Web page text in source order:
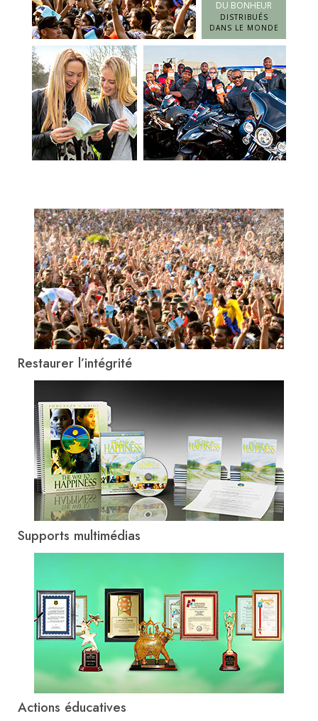
DU BONHEUR
DISTRIBUÉS
DANS LE MONDE
Restaurer l’intégrité
Supports multimédias
Actions éducatives